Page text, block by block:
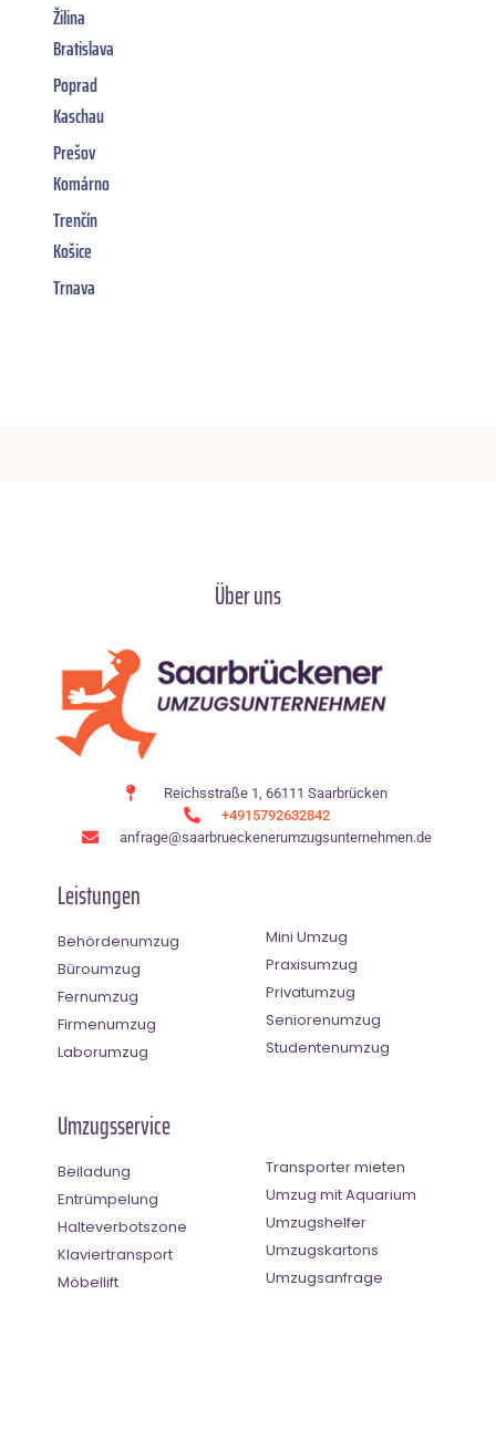
Žilina
Bratislava
Poprad
Kaschau
Prešov
Komárno
Trenčín
Košice
Trnava
Über uns
Reichsstraße 1, 66111 Saarbrücken
+4915792632842
anfrage@saarbrueckenerumzugsunternehmen.de
Leistungen
Behördenumzug
Büroumzug
Fernumzug
Firmenumzug
Laborumzug
Mini Umzug
Praxisumzug
Privatumzug
Seniorenumzug
Studentenumzug
Umzugsservice
Beiladung
Entrümpelung
Halteverbotszone
Klaviertransport
Möbellift
Transporter mieten
Umzug mit Aquarium
Umzugshelfer
Umzugskartons
Umzugsanfrage